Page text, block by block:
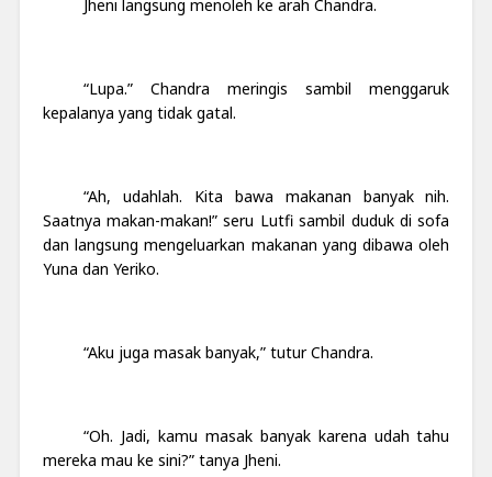
Jheni langsung menoleh ke arah Chandra.
“Lupa.” Chandra meringis sambil menggaruk
kepalanya yang tidak gatal.
“Ah, udahlah. Kita bawa makanan banyak nih.
Saatnya makan-makan!” seru Lutfi sambil duduk di sofa
dan langsung mengeluarkan makanan yang dibawa oleh
Yuna dan Yeriko.
“Aku juga masak banyak,” tutur Chandra.
“Oh. Jadi, kamu masak banyak karena udah tahu
mereka mau ke sini?” tanya Jheni.